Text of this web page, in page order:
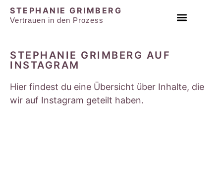
STEPHANIE GRIMBERG
Vertrauen in den Prozess
STEPHANIE GRIMBERG AUF
INSTAGRAM
Hier findest du eine Übersicht über Inhalte, die
wir auf Instagram geteilt haben.